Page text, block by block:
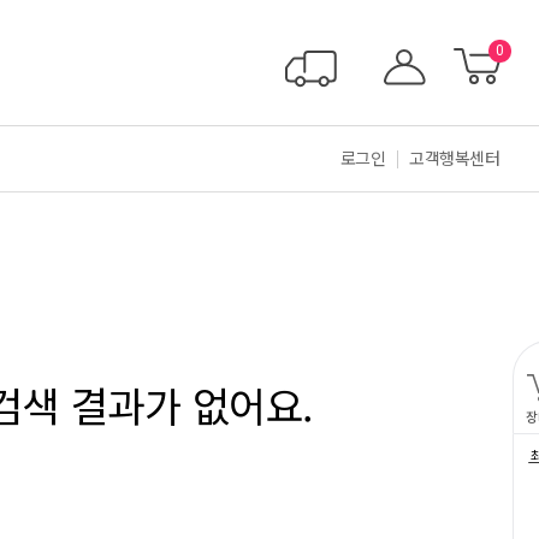
0
로그인 고객행복센터
색 결과가 없어요.